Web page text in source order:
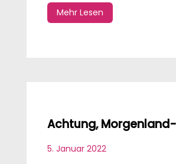
Mehr Lesen
Achtung,
5. Januar 2022